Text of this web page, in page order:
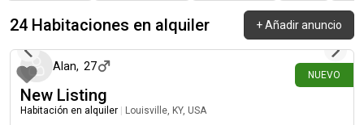
24 Habitaciones en alquiler +Añadir anuncio
NUEVO
hace 6 días
Alan, 27
New Listing
Habitación en alquiler Louisville, KY, USA